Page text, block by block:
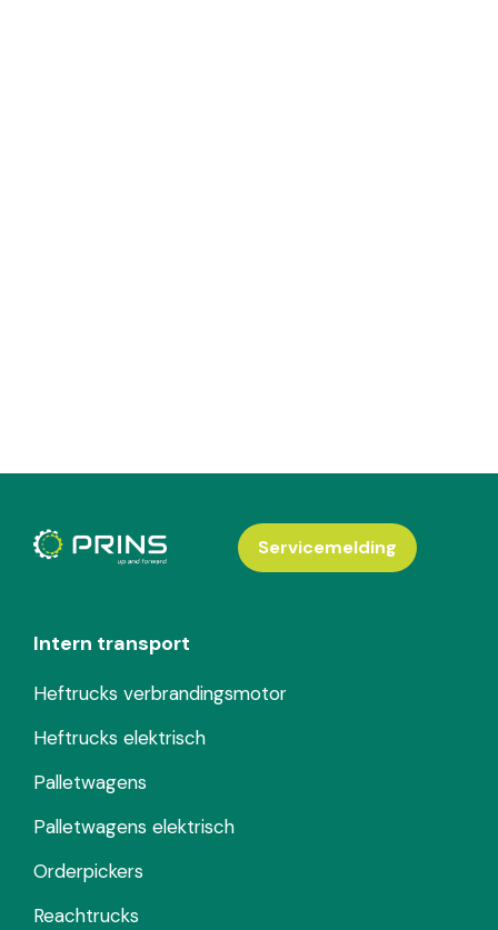
Intern transport
Heftrucks verbrandingsmotor
Heftrucks elektrisch
Palletwagens
Palletwagens elektrisch
Orderpickers
Reachtrucks
Servicemelding